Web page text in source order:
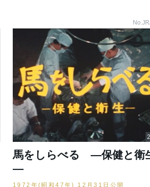
馬をしらべる ―保健と衛
―
1972年(昭和47年) 12月31日公開